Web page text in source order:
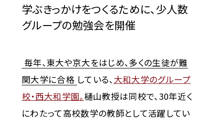
学ぶきっかけをつくるために、少人数
グループの勉強会を開催
毎年、東大や京大をはじめ、多くの生徒が難
関大学に合格 している、 大和大学のグループ
校・西大和学園。樋山教授は同校で、30年近く
にわたって高校数学の教師として活躍してい